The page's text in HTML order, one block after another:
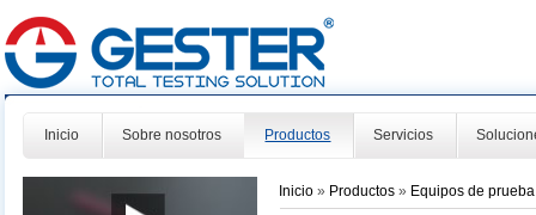
Inicio Sobre nosotros Productos Servicios
Inicio » Productos» Equipos de